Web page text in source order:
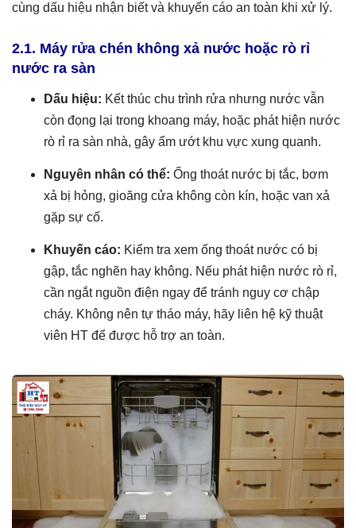
cùng dấu hiệu nhận biết và khuyến cáo an toàn khi xử lý.
2.1. Máy rửa chén không xả nước hoặc rò rỉ
nước ra sàn
Dấu hiệu: Kết thúc chu trình rửa nhưng nước vẫn
còn đọng lại trong khoang máy, hoặc phát hiện nước
rò rỉ ra sàn nhà, gây ẩm ướt khu vực xung quanh.
Nguyên nhân có thể: Ống thoát nước bị tắc, bơm
xả bị hỏng, gioăng cửa không còn kín, hoặc van xả
gặp sự cố.
Khuyến cáo: Kiểm tra xem ống thoát nước có bị
gập, tắc nghẽn hay không. Nếu phát hiện nước rò rỉ,
cần ngắt nguồn điện ngay để tránh nguy cơ chập
cháy. Không nên tự tháo máy, hãy liên hệ kỹ thuật
viên HT để được hỗ trợ an toàn.